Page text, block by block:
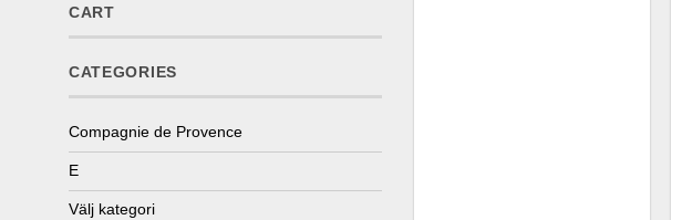
CART
CATEGORIES
Compagnie de Provence
E
Välj kategori